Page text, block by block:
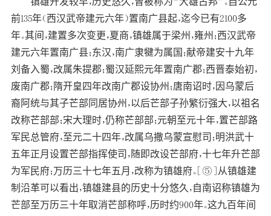
前135年（西汉武帝建元六年）置南广县起，迄今已有2100多
年。其间，建置多次变更，夏商，镇雄属于梁州，雍州；西汉武帝
建元六年置南广县；东汉，南广隶犍为属国；献帝建安十九年
刘备入蜀，改属朱提郡；蜀汉延熙元年置南广郡；西晋泰始初，
废南广郡；隋开皇四年改南广郡设协州；唐南诏时，因乌蒙后
裔阿统与其子芒部同居协州，以后芒部子孙繁衍强大，以祖名
改称芒部部；宋大理时，仍称芒部部；元朝至元十年，置芒部路
军民总管府，至元二十四年，改属乌撒乌蒙宣慰司；明洪武十
五年正月设置芒部指挥使司，随即改设芒部府，十七年升芒部
为军民府；万历三十七年五月，改称为镇雄府。[⑤]从镇雄建
制沿革可以看出，镇雄建县的历史十分悠久，自南诏称镇雄为
芒部至万历三十年取消芒部称呼，历时约900年。这九百年间